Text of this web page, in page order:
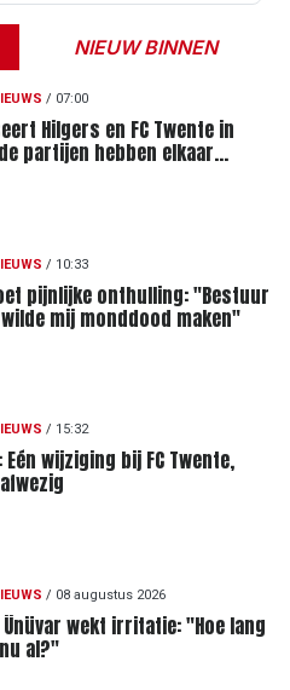
NIEUW BINNEN
/ 07:00
Hilgers en FC Twente in
partijen hebben elkaar
/ 10:33
pijnlijke onthulling: "Bestuur
wilde mij monddood maken"
/ 15:32
wijziging bij FC Twente,
/ 08 augustus 2026
wekt irritatie: "Hoe lang
al?"